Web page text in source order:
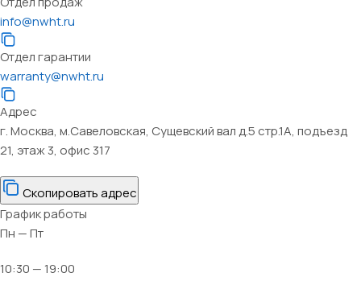
info@nwht.ru
Отдел гарантии
warranty@nwht.ru
Адрес
г. Москва, м.Савеловская, Сущевский вал д.5 стр.1А, подъезд
21, этаж 3, офис 317
Скопировать адрес
График работы
Пн — Пт
10:30 — 19:00